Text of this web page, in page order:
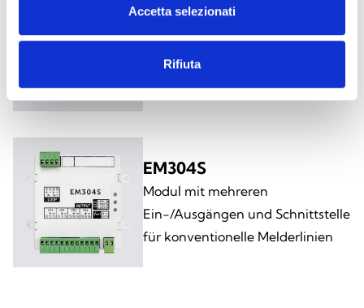
Accetta selezionati
Rifiuta
EM304R
Modul mit mehreren
Ein-/Ausgängen und Schnittstelle
EM304S
Modul mit mehreren
Ein-/Ausgängen und Schnittstelle
für konventionelle Melderlinien